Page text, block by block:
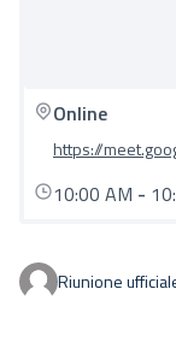
Online
https://
10:00 AM -
Riunione